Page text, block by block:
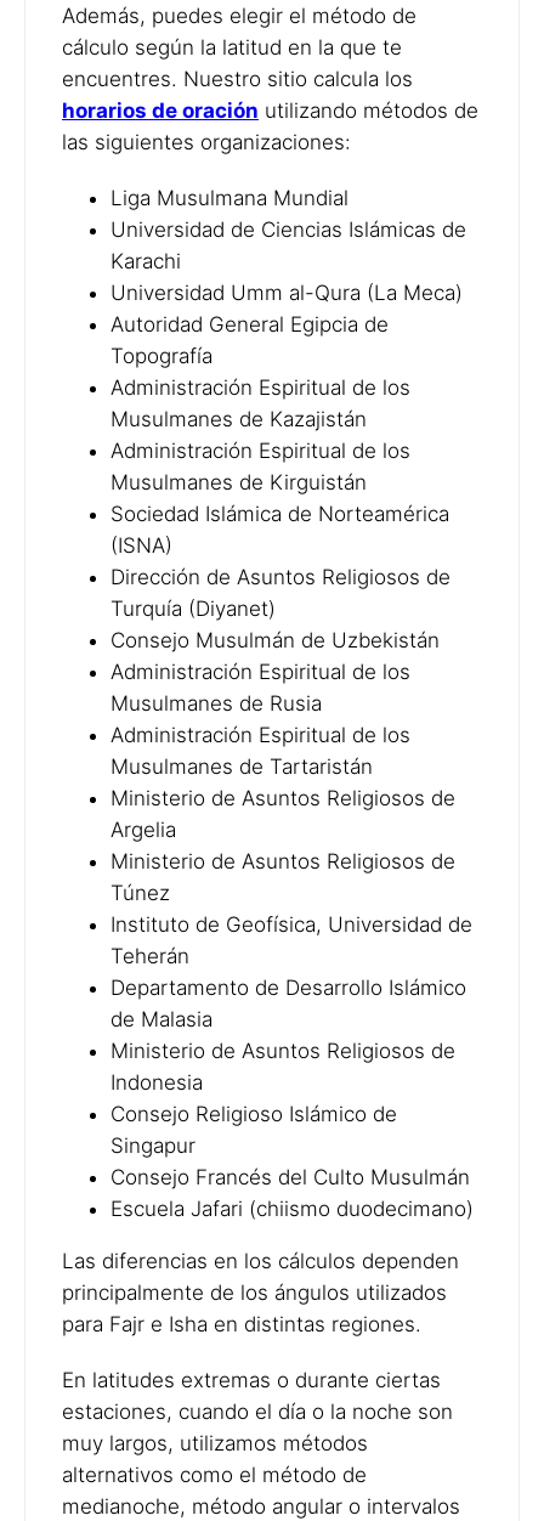
Además, puedes elegir el método de
cálculo según la latitud en la que te
encuentres. Nuestro sitio calcula los
horarios de oración utilizando métodos de
las siguientes organizaciones:
Liga Musulmana Mundial
Universidad de Ciencias Islámicas de
Karachi
Universidad Umm al-Qura (La Meca)
Autoridad General Egipcia de
Topografía
Administración Espiritual de los
Musulmanes de Kazajistán
Administración Espiritual de los
Musulmanes de Kirguistán
Sociedad Islámica de Norteamérica
(ISNA)
Dirección de Asuntos Religiosos de
Turquía (Diyanet)
Consejo Musulmán de Uzbekistán
Administración Espiritual de los
Musulmanes de Rusia
Administración Espiritual de los
Musulmanes de Tartaristán
Ministerio de Asuntos Religiosos de
Argelia
Ministerio de Asuntos Religiosos de
Túnez
Instituto de Geofísica, Universidad de
Teherán
Departamento de Desarrollo Islámico
de Malasia
Ministerio de Asuntos Religiosos de
Indonesia
Consejo Religioso Islámico de
Singapur
Consejo Francés del Culto Musulmán
Escuela Jafari (chiismo duodecimano)
Las diferencias en los cálculos dependen
principalmente de los ángulos utilizados
para Fajr e Isha en distintas regiones.
En latitudes extremas o durante ciertas
estaciones, cuando el día o la noche son
muy largos, utilizamos métodos
alternativos como el método de
medianoche, método angular o intervalos